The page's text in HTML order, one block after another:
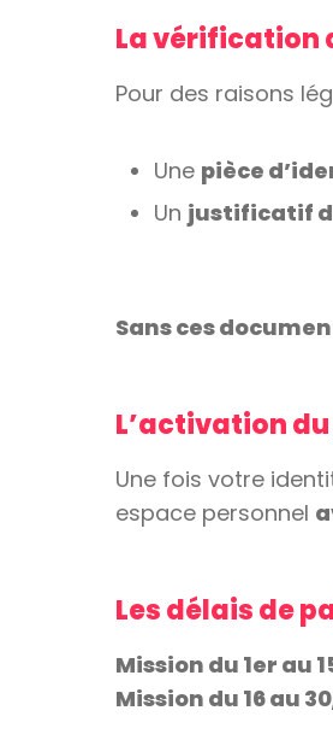
La vérification
Pour des raisons
Une pièce
Un justificatif
Sans ces
L’activation
Une fois votre
espace personnel
Les délais de
Mission du 1er au
Mission du 16 au